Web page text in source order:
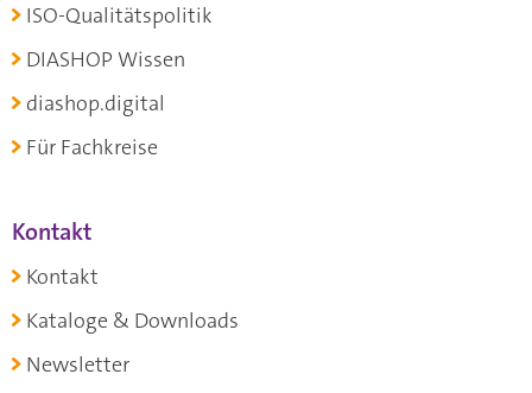
ISO-Qualitätspolitik
DIASHOP Wissen
diashop.digital
Für Fachkreise
Kontakt
Kontakt
Kataloge & Downloads
Newsletter